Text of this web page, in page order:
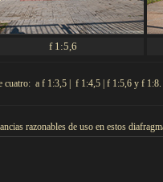
f 1:5,6
cuatro: a f 1:3,5 | f 1:4,5 | f 1:5,6 y f
razonables de uso en estos